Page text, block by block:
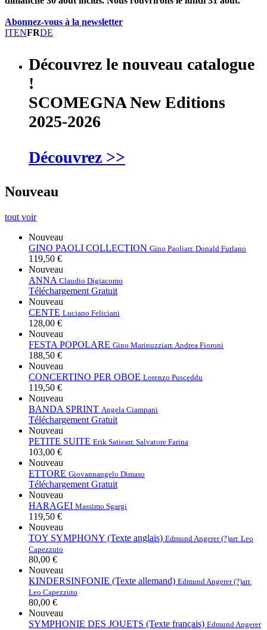
Abonnez-vous à la newsletter
ITENFRDE
Découvrez le nouveau catalogue
!
SCOMEGNA New Editions
2025-2026
Découvrez >>
Nouveau
tout voir
Nouveau
GINO PAOLI COLLECTION Gino Paoliarr. Donald Furlano
119,50 €
Nouveau
ANNA Claudio Digiacomo
Téléchargement Gratuit
Nouveau
CENTE Luciano Feliciani
128,00 €
Nouveau
FESTA POPOLARE Gino Marinuzziarr. Andrea Fioroni
188,50 €
Nouveau
CONCERTINO PER OBOE Lorenzo Pusceddu
119,50 €
Nouveau
BANDA SPRINT Angela Ciampani
Téléchargement Gratuit
Nouveau
PETITE SUITE Erik Satiearr. Salvatore Farina
103,00 €
Nouveau
ETTORE Giovannangelo Dimaso
Téléchargement Gratuit
Nouveau
HARAGEI Massimo Sgargi
119,50 €
Nouveau
TOY SYMPHONY (Texte anglais) Edmund Angerer (?)arr. Leo
Capezzuto
80,00 €
Nouveau
KINDERSINFONIE (Texte allemand) Edmund Angerer (?)arr.
Leo Capezzuto
80,00 €
Nouveau
SYMPHONIE DES JOUETS (Texte français) Edmund Angerer